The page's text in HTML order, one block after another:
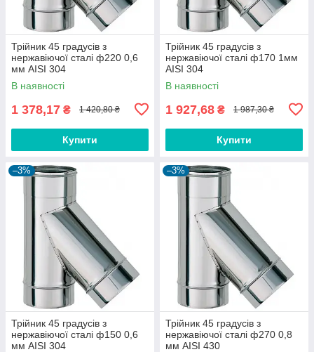
Трійник 45 градусів з
нержавіючої сталі ф220 0,6
мм AISI 304
В наявності
1 378,17 ₴ 1 420,80 ₴
Купити
Трійник 45 градусів з
нержавіючої сталі ф170 1мм
AISI 304
В наявності
1 927,68 ₴ 1 987,30 ₴
Купити
–3%
Трійник 45 градусів з
нержавіючої сталі ф150 0,6
мм AISI 304
–3%
Трійник 45 градусів з
нержавіючої сталі ф270 0,8
мм AISI 430